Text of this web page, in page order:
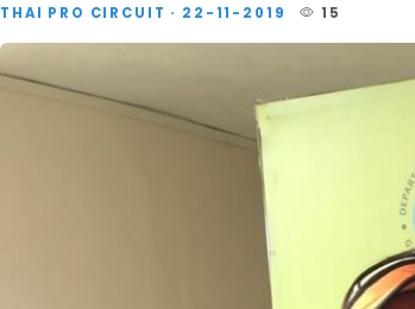
THAI PRO CIRCUIT · 22-11-2019 15